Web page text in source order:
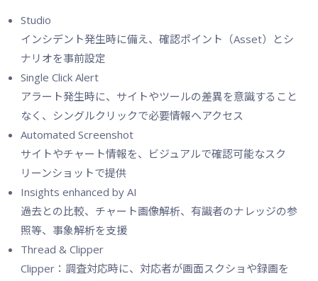
Studio
インシデント発生時に備え、確認ポイント（Asset）とシ
ナリオを事前設定
Single Click Alert
アラート発生時に、サイトやツールの差異を意識すること
なく、シングルクリックで必要情報へアクセス
Automated Screenshot
サイトやチャート情報を、ビジュアルで確認可能なスク
リーンショットで提供
Insights enhanced by AI
過去との比較、チャート画像解析、有識者のナレッジの参
照等、事象解析を支援
Thread & Clipper
Clipper：調査対応時に、対応者が画面スクショや録画を